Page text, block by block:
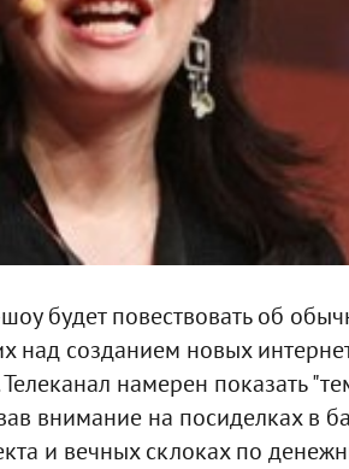
будет повествовать об
над созданием новых
намерен показать
внимание на посиделках в
и вечных склоках по